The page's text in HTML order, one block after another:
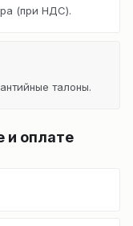
(при НДС).
талоны.
и оплате